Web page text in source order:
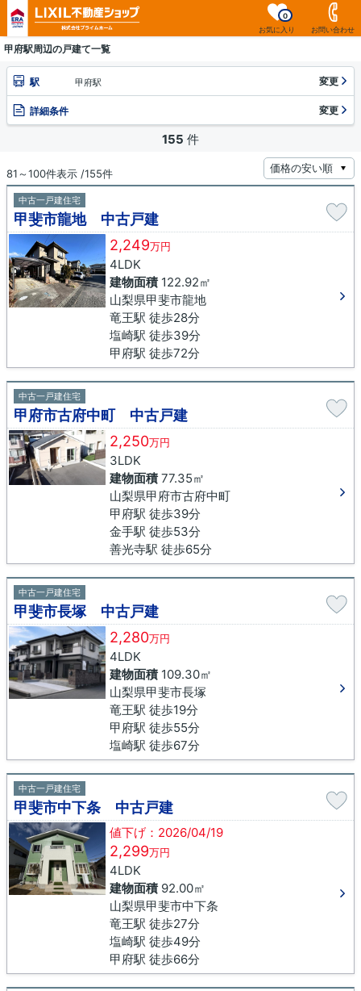
お気に入り
0
お問い合わせ
甲府駅周辺の戸建て一覧
駅 甲府駅 変更
詳細条件 変更
155 件
81～100件表示 /155件
中古一戸建住宅
甲斐市龍地 中古戸建
2,249万円
4LDK
建物面積122.92㎡
山梨県甲斐市龍地
竜王駅 徒歩28分
塩崎駅 徒歩39分
甲府駅 徒歩72分
中古一戸建住宅
甲府市古府中町 中古戸建
2,250万円
3LDK
建物面積77.35㎡
山梨県甲府市古府中町
甲府駅 徒歩39分
金手駅 徒歩53分
善光寺駅 徒歩65分
中古一戸建住宅
甲斐市長塚 中古戸建
2,280万円
4LDK
建物面積109.30㎡
山梨県甲斐市長塚
竜王駅 徒歩19分
甲府駅 徒歩55分
塩崎駅 徒歩67分
中古一戸建住宅
甲斐市中下条 中古戸建
値下げ：2026/04/19
2,299万円
4LDK
建物面積92.00㎡
山梨県甲斐市中下条
竜王駅 徒歩27分
塩崎駅 徒歩49分
甲府駅 徒歩66分